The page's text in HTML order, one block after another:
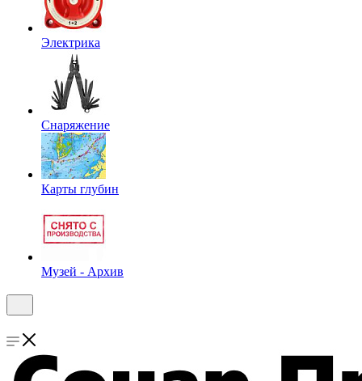
Электрика
Снаряжение
Карты глубин
Музей - Архив